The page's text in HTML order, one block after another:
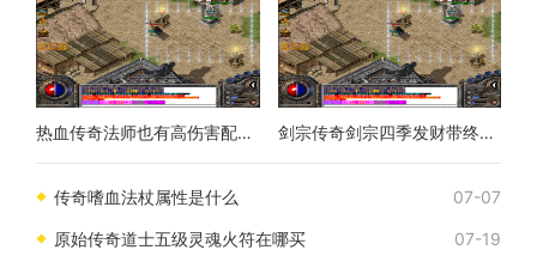
热血传奇法师也有高伤害配合战士这样打轻松连胜 剑宗传奇剑宗四季发财带终极装备属性分享
传奇嗜血法杖属性是什么 07-07
原始传奇道士五级灵魂火符在哪买 07-19